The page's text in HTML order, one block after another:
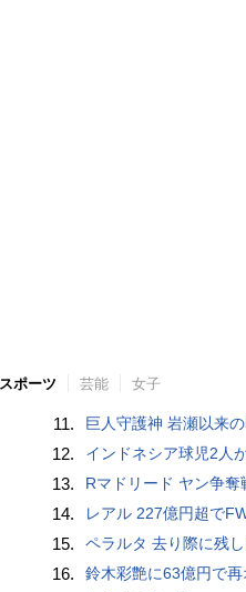
スポーツ 芸能 女子
11. 巨人守護神 岩瀬以来
12. インドネシア球児2人
13. Rマドリード ヤン争奪
14. レアル 227億円超で
15. ペラルタ 去り際に残
16. 鈴木彩艶に63億円で